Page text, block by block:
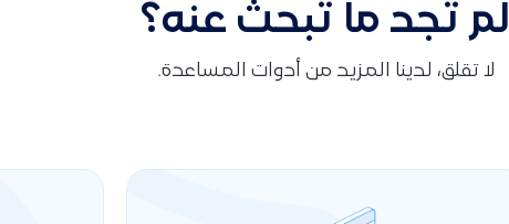
لم تجد ما تبحث عنه؟
لا تقلق، لدينا المزيد من أدوات المساعدة.